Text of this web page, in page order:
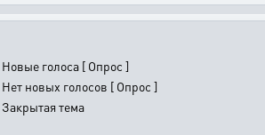
Новые голоса [ Опрос ]
Нет новых голосов [ Опрос ]
Закрытая тема